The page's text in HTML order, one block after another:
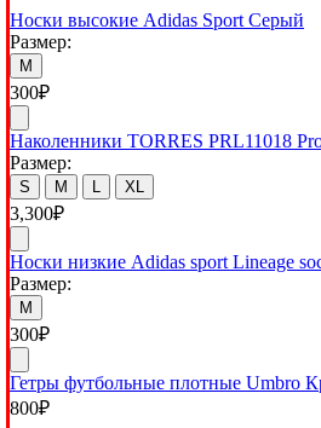
Носки высокие Adidas Sport Серый
Размер:
M
300₽
Наколенники TORRES PRL11018
Размер:
S M XL
3,300₽
Носки низкие Adidas sport Lineage
Размер:
M
300₽
Гетры футбольные плотные Umbro
800₽